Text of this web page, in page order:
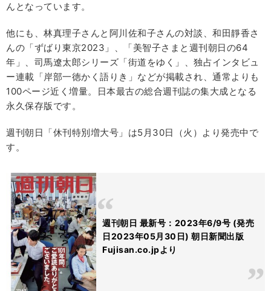
んとなっています。
他にも、林真理子さんと阿川佐和子さんの対談、和田靜香さ
んの「ずばり東京2023」、「美智子さまと週刊朝日の64
年」、司馬遼太郎シリーズ「街道をゆく」、独占インタビュ
ー連載「岸部一徳かく語りき」などが掲載され、通常よりも
100ページ近く増量。日本最古の総合週刊誌の集大成となる
永久保存版です。
週刊朝日「休刊特別増大号」は5月30日（火）より発売中で
す。
週刊朝日 最新号：2023年6/9号 (発売
日2023年05月30日) 朝日新聞出版
Fujisan.co.jpより